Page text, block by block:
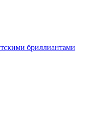
бриллиантами